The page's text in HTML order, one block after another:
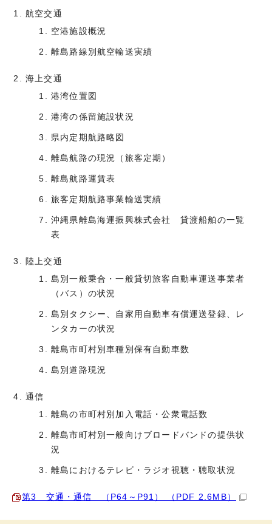
航空交通
空港施設概況
離島路線別航空輸送実績
海上交通
港湾位置図
港湾の係留施設状況
県内定期航路略図
離島航路の現況（旅客定期）
離島航路運賃表
旅客定期航路事業輸送実績
沖縄県離島海運振興株式会社 貸渡船舶の一覧
表
陸上交通
島別一般乗合・一般貸切旅客自動車運送事業者
（バス）の状況
島別タクシー、自家用自動車有償運送登録、レ
ンタカーの状況
離島市町村別車種別保有自動車数
島別道路現況
通信
離島の市町村別加入電話・公衆電話数
離島市町村別一般向けブロードバンドの提供状
況
離島におけるテレビ・ラジオ視聴・聴取状況
第3 交通・通信 （P64～P91） （PDF 2.6MB）